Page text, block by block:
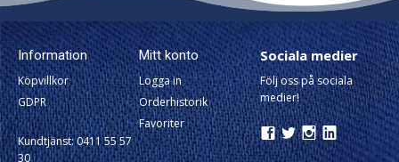
Information
Köpvillkor
GDPR
Kundtjänst: 0411 55 57
30
Mitt konto
Logga in
Orderhistorik
Favoriter
Sociala medier
Följ oss på sociala
medier!